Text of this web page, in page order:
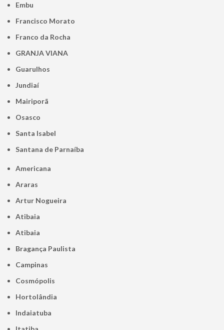
Embu
Francisco Morato
Franco da Rocha
GRANJA VIANA
Guarulhos
Jundiaí
Mairiporã
Osasco
Santa Isabel
Santana de Parnaíba
Americana
Araras
Artur Nogueira
Atibaia
Atibaia
Bragança Paulista
Campinas
Cosmópolis
Hortolândia
Indaiatuba